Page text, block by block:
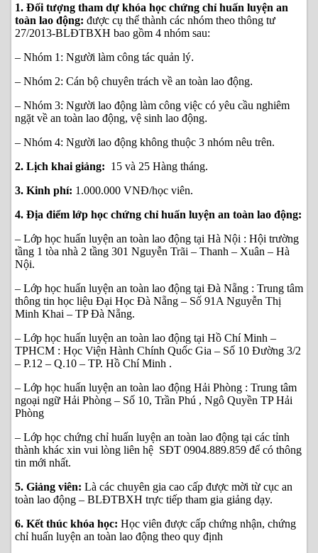
1. Đối tượng tham dự khóa học chứng chỉ huấn luyện an
toàn lao động: được cụ thể thành các nhóm theo thông tư
27/2013-BLĐTBXH bao gồm 4 nhóm sau:
– Nhóm 1: Người làm công tác quản lý.
– Nhóm 2: Cán bộ chuyên trách về an toàn lao động.
– Nhóm 3: Người lao động làm công việc có yêu cầu nghiêm
ngặt về an toàn lao động, vệ sinh lao động.
– Nhóm 4: Người lao động không thuộc 3 nhóm nêu trên.
2. Lịch khai giảng: 15 và 25 Hàng tháng.
3. Kinh phí: 1.000.000 VNĐ/học viên.
4. Địa điểm lớp học chứng chỉ huấn luyện an toàn lao động:
– Lớp học huấn luyện an toàn lao động tại Hà Nội : Hội trường
tầng 1 tòa nhà 2 tầng 301 Nguyễn Trãi – Thanh – Xuân – Hà
Nội.
– Lớp học huấn luyện an toàn lao động tại Đà Nẵng : Trung tâm
thông tin học liệu Đại Học Đà Nẵng – Số 91A Nguyễn Thị
Minh Khai – TP Đà Nẵng.
– Lớp học huấn luyện an toàn lao động tại Hồ Chí Minh –
TPHCM : Học Viện Hành Chính Quốc Gia – Số 10 Đường 3/2
– P.12 – Q.10 – TP. Hồ Chí Minh .
– Lớp học huấn luyện an toàn lao động Hải Phòng : Trung tâm
ngoại ngữ Hải Phòng – Số 10, Trần Phú , Ngô Quyền TP Hải
Phòng
– Lớp học chứng chỉ huấn luyện an toàn lao động tại các tỉnh
thành khác xin vui lòng liên hệ SĐT 0904.889.859 để có thông
tin mới nhất.
5. Giảng viên: Là các chuyên gia cao cấp được mời từ cục an
toàn lao động – BLĐTBXH trực tiếp tham gia giảng dạy.
6. Kết thúc khóa học: Học viên được cấp chứng nhận, chứng
chỉ huấn luyện an toàn lao động theo quy định